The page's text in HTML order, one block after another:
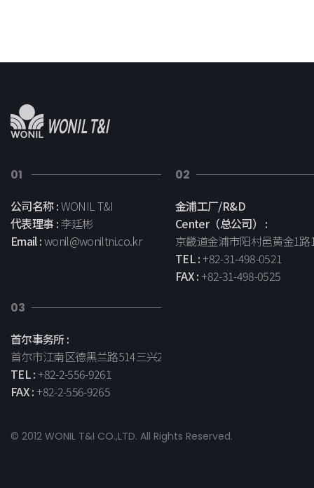
01
公司名称 :WONIL T&I
代表理事 :李廷彬
Email :wonil@woniltni.co.kr
02
金浦工厂/R&D
Center（总公司） :
京畿道金浦市阳村邑黄金1路
TEL :+82-31-498-0521
FAX :+82-31-498-0525
03
首尔事务所 :
首尔市江南区德黑兰路514三兴2大厦13层
TEL :+82-2-556-9261
FAX :+82-2-556-9265
© 2012 WONIL T&I CO.,LTD. All Rights Reserved.